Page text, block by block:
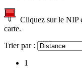
Cliquez sur le NIP
carte.
Trier par :
1